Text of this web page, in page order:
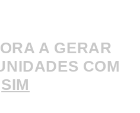
A GERAR
COM
SIM